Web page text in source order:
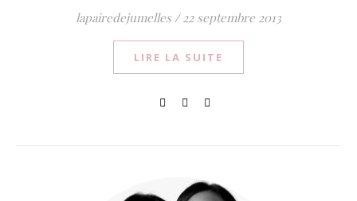
lapairedejumelles / 22 septembre 2013
LIRE LA SUITE